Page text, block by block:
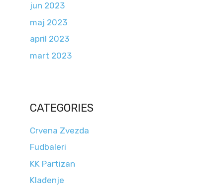
jun 2023
maj 2023
april 2023
mart 2023
CATEGORIES
Crvena Zvezda
Fudbaleri
KK Partizan
Klađenje